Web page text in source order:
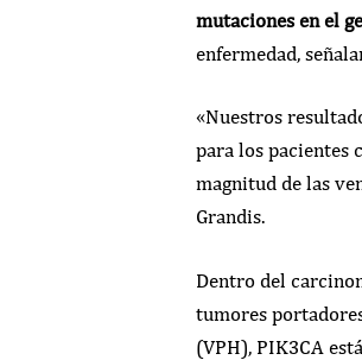
mutaciones en el
enfermedad,
«Nuestros
para los pacientes
magnitud de las
Grandis.
Dentro del
tumores
(VPH), PIK3CA